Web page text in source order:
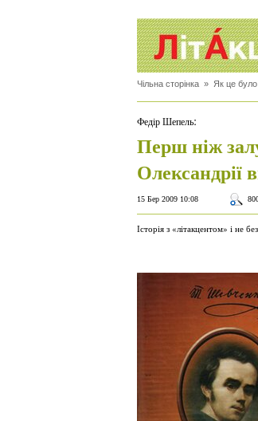
Чільна сторінка » Як це було
Федір Шепель:
Перш ніж
15 Бер 2009 10:08
Історія з «літакцентом» і не